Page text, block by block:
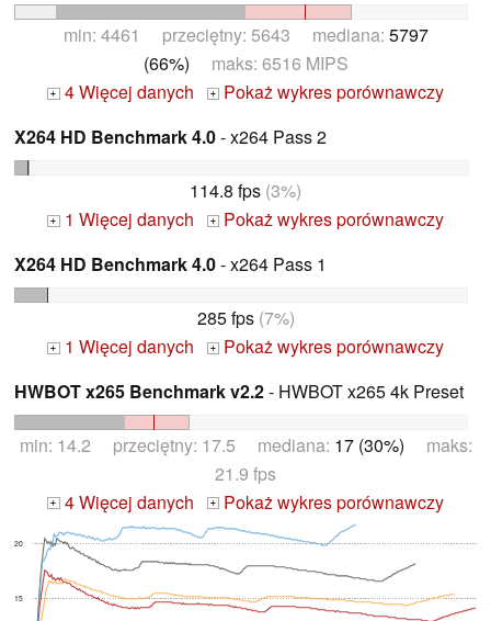
min: 4461 przeciętny: 5643 mediana: 5797
(66%) maks: 6516 MIPS
+ 4 Więcej danych +
Pokaż wykres porównawczy
X264 HD Benchmark 4.0- x264 Pass 2
114.8 fps (3%)
+ 1 Więcej danych +
Pokaż wykres porównawczy
X264 HD Benchmark 4.0- x264 Pass 1
285 fps(7%)
+ 1 Więcej danych +
Pokaż wykres porównawczy
HWBOT x265 Benchmark v2.2- HWBOT x265 4k Preset
min: 14.2 przeciętny: 17.5 mediana: 17 (30%) maks:
21.9 fps
+ 4 Więcej danych + Pokaż wykres porównawczy
15
20